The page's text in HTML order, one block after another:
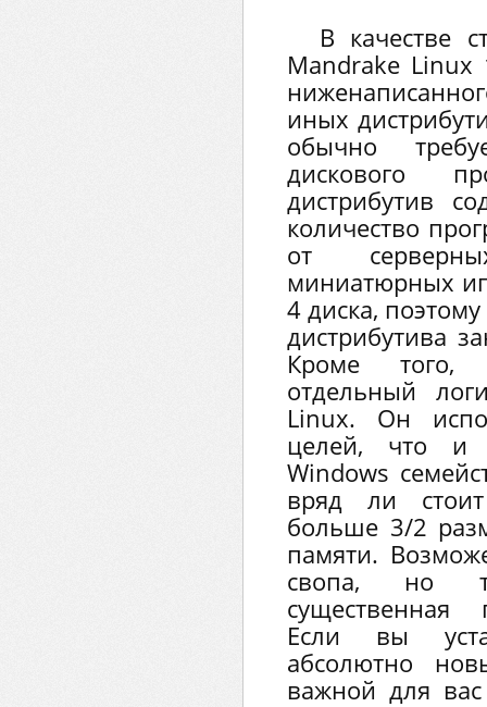
В качестве
Mandrake Linux
иных
обычно
дискового
дистрибутив
количество
от
миниатюрных
4 диска,
дистрибутива
Кроме
отдельный
Linux. Он
целей, что и
Windows
вряд ли
больше 3/2
памяти.
свопа, но
существенная
Если вы
абсолютно
важной для